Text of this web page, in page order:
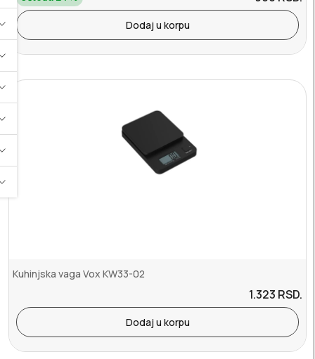
Dodaj u korpu
Kuhinjska vaga Vox KW33-02
1.323 RSD.
Dodaj u korpu